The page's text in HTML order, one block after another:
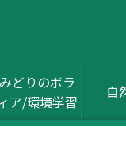
どりのボラ
ア/環境学習
自